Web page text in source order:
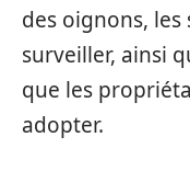
des oignons, les
surveiller, ainsi
que les
adopter.